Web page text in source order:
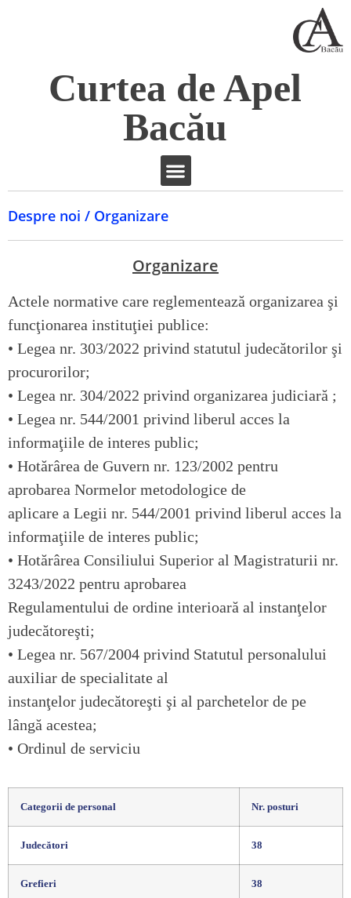
Curtea de Apel
Bacău
Despre noi / Organizare
Organizare
Actele normative care reglementează organizarea şi
funcţionarea instituţiei publice:
• Legea nr. 303/2022 privind statutul judecătorilor şi
procurorilor;
• Legea nr. 304/2022 privind organizarea judiciară ;
• Legea nr. 544/2001 privind liberul acces la
informaţiile de interes public;
• Hotărârea de Guvern nr. 123/2002 pentru
aprobarea Normelor metodologice de
aplicare a Legii nr. 544/2001 privind liberul acces la
informaţiile de interes public;
• Hotărârea Consiliului Superior al Magistraturii nr.
3243/2022 pentru aprobarea
Regulamentului de ordine interioară al instanţelor
judecătoreşti;
• Legea nr. 567/2004 privind Statutul personalului
auxiliar de specialitate al
instanţelor judecătoreşti şi al parchetelor de pe
lângă acestea;
• Ordinul de serviciu
Categorii de personal Nr. posturi
Judecători 38
Grefieri 38